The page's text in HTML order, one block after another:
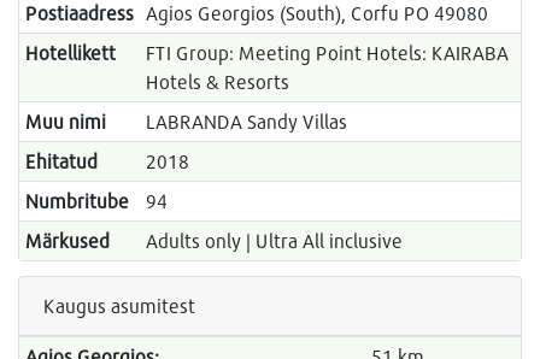
Postiaadress Agios Georgios (South), Corfu PO 49080
Hotellikett
FTI Group: Meeting Point Hotels: KAIRABA
Hotels & Resorts
Muu nimi
LABRANDA Sandy Villas
Ehitatud
2018
Numbritube
94
Märkused
Adults only | Ultra All inclusive
Kaugus asumitest